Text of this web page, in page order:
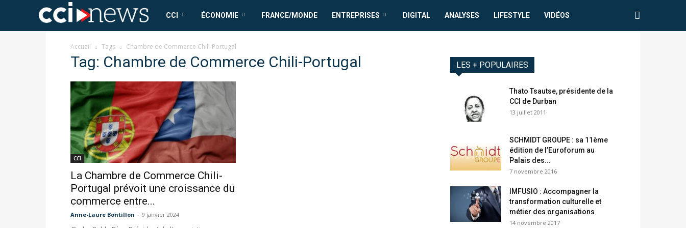
CCI
News
CCI ÉCONOMIE FRANCE/MONDE ENTREPRISES DIGITAL ANALYSES LIFESTYLE VIDÉOS
Accueil Tags Chambre de Commerce Chili-Portugal
Tag: Chambre de Commerce Chili-Portugal
CCI
La Chambre de Commerce Chili-
Portugal prévoit une croissance du
commerce entre...
Anne-Laure Bontillon - 9 janvier 2024
LES + POPULAIRES
Thato Tsautse, présidente de la
CCI de Durban
13 juillet 2011
SCHMIDT GROUPE : sa 11ème
édition de l’Euroforum au
Palais des...
7 novembre 2016
IMFUSIO : Accompagner la
transformation culturelle et
métier des organisations
14 novembre 2017